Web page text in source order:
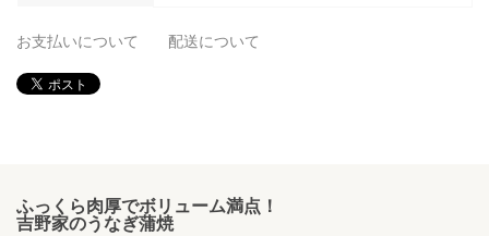
お支払いについて 配送について
ふっくら肉厚でボリューム満点！
吉野家のうなぎ蒲焼